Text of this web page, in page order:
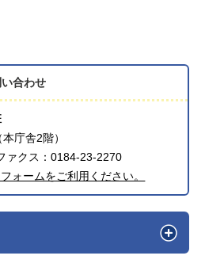
合わせ
庁舎2階）
クス：0184-23-2270
ォームをご利用ください。